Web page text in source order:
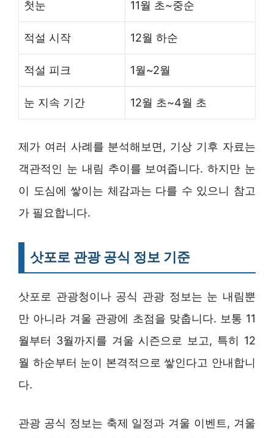
첫눈 11월 초~중순
적설 시작 12월 하순
적설 피크 1월~2월
눈 지속 기간 12월 초~4월 초
제가 여러 사례를 분석해보면, 기상 기후 자료는
객관적인 눈 내림 추이를 보여줍니다. 하지만 눈
이 도심에 쌓이는 체감과는 다를 수 있으니 참고
가 필요합니다.
삿포로 관광 공식 정보 기준
삿포로 관광청이나 공식 관광 정보는 눈 내림뿐
만 아니라 겨울 관광에 초점을 맞춥니다. 보통 11
월부터 3월까지를 겨울 시즌으로 보고, 특히 12
월 하순부터 눈이 본격적으로 쌓인다고 안내합니
다.
관광 공식 정보는 축제 일정과 겨울 이벤트, 겨울